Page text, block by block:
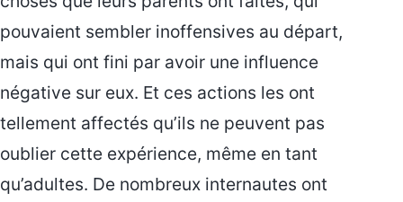
pouvaient sembler inoffensives au départ,
mais qui ont fini par avoir une influence
négative sur eux. Et ces actions les ont
tellement affectés qu’ils ne peuvent pas
oublier cette expérience, même en tant
qu’adultes. De nombreux internautes ont